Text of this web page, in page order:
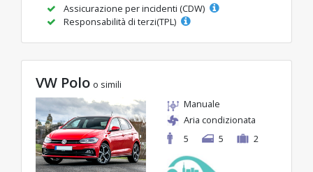
Assicurazione per incidenti (CDW)
Responsabilità di terzi(TPL)
VW Polo o simili
Manuale
Aria condizionata
5
5 2